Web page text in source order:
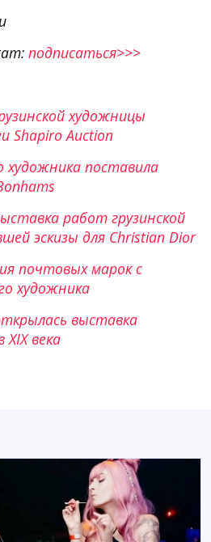
подписаться>>>
художницы
Shapiro Auction
художника поставила
работ грузинской
эскизы для Christian Dior
почтовых марок с
художника
выставка
века